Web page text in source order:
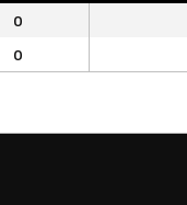
0
0